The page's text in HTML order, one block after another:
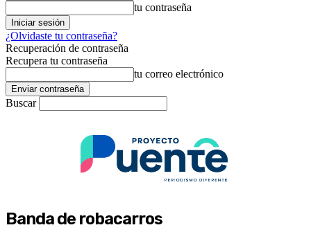
tu contraseña
¿Olvidaste tu contraseña?
Recuperación de contraseña
Recupera tu contraseña
tu correo electrónico
Buscar
Banda de robacarros